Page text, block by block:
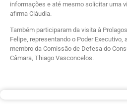
informações e até mesmo solicitar uma
afirma Cláudia.
Também participaram da visita à
Felipe, representando o Poder Executivo,
membro da Comissão de Defesa do
Câmara, Thiago Vasconcelos.